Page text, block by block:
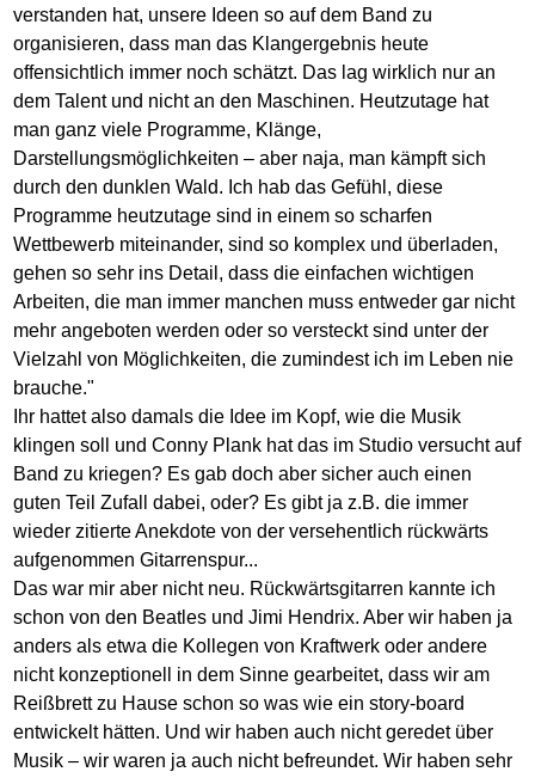
verstanden hat, unsere Ideen so auf dem Band zu
organisieren, dass man das Klangergebnis heute
offensichtlich immer noch schätzt. Das lag wirklich nur an
dem Talent und nicht an den Maschinen. Heutzutage hat
man ganz viele Programme, Klänge,
Darstellungsmöglichkeiten – aber naja, man kämpft sich
durch den dunklen Wald. Ich hab das Gefühl, diese
Programme heutzutage sind in einem so scharfen
Wettbewerb miteinander, sind so komplex und überladen,
gehen so sehr ins Detail, dass die einfachen wichtigen
Arbeiten, die man immer manchen muss entweder gar nicht
mehr angeboten werden oder so versteckt sind unter der
Vielzahl von Möglichkeiten, die zumindest ich im Leben nie
brauche."
Ihr hattet also damals die Idee im Kopf, wie die Musik
klingen soll und Conny Plank hat das im Studio versucht auf
Band zu kriegen? Es gab doch aber sicher auch einen
guten Teil Zufall dabei, oder? Es gibt ja z.B. die immer
wieder zitierte Anekdote von der versehentlich rückwärts
aufgenommen Gitarrenspur...
Das war mir aber nicht neu. Rückwärtsgitarren kannte ich
schon von den Beatles und Jimi Hendrix. Aber wir haben ja
anders als etwa die Kollegen von Kraftwerk oder andere
nicht konzeptionell in dem Sinne gearbeitet, dass wir am
Reißbrett zu Hause schon so was wie ein story-board
entwickelt hätten. Und wir haben auch nicht geredet über
Musik – wir waren ja auch nicht befreundet. Wir haben sehr